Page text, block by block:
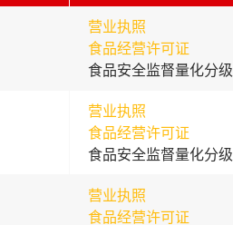
营业执照
食品经营许可证
食品安全监督量化分级
营业执照
食品经营许可证
食品安全监督量化分级
营业执照
食品经营许可证